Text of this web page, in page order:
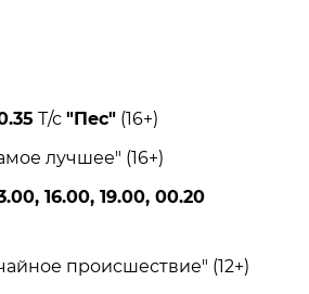
Т/с "Пес" (16+)
лучшее" (16+)
16.00, 19.00, 00.20
происшествие" (12+)